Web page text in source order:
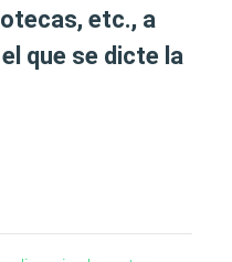
etc., a
que se dicte la